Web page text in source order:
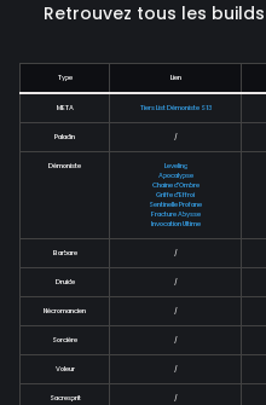
Retrouvez tous les
Type Lien
META Tiers List Démoniste S13
Paladin /
Démoniste
Leveling
Apocalypse
Chaine d'Ombre
Griffe d'Effroi
Sentinelle Profane
Fracture Abysse
Invocation Ultime
Barbare /
Druide /
Nécromancien /
Sorcière /
Voleur /
Sacresprit /